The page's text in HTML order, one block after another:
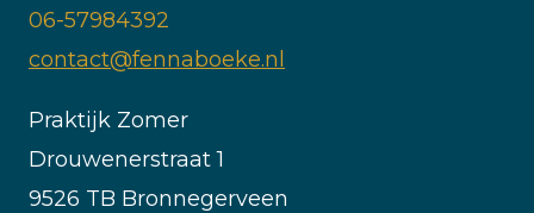
06-57984392
contact@fennaboeke.nl
Praktijk Zomer
Drouwenerstraat 1
9526 TB Bronnegerveen